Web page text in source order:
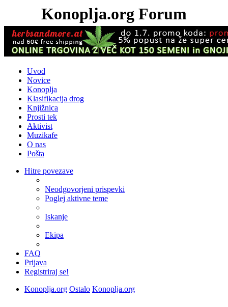
Konoplja.org Forum
Uvod
Novice
Konoplja
Klasifikacija drog
Knjižnica
Prosti tek
Aktivist
Muzikafe
O nas
Pošta
Hitre povezave
Neodgovorjeni prispevki
Poglej aktivne teme
Iskanje
Ekipa
FAQ
Prijava
Registriraj se!
Konoplja.org Ostalo Konoplja.org